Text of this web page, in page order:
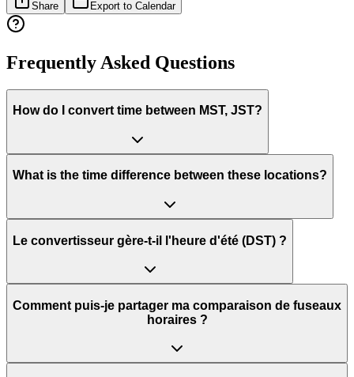
Share Export to Calendar
Frequently Asked Questions
How do I convert time between MST, JST?
What is the time difference between these locations?
Le convertisseur gère-t-il l'heure d'été (DST) ?
Comment puis-je partager ma comparaison de fuseaux
horaires ?